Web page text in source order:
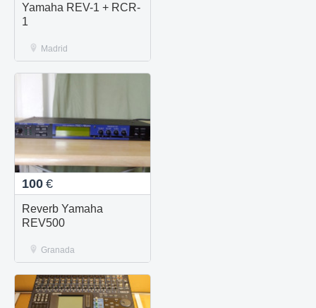
Yamaha REV-1 + RCR-
1
Madrid
100 €
Reverb Yamaha
REV500
Granada